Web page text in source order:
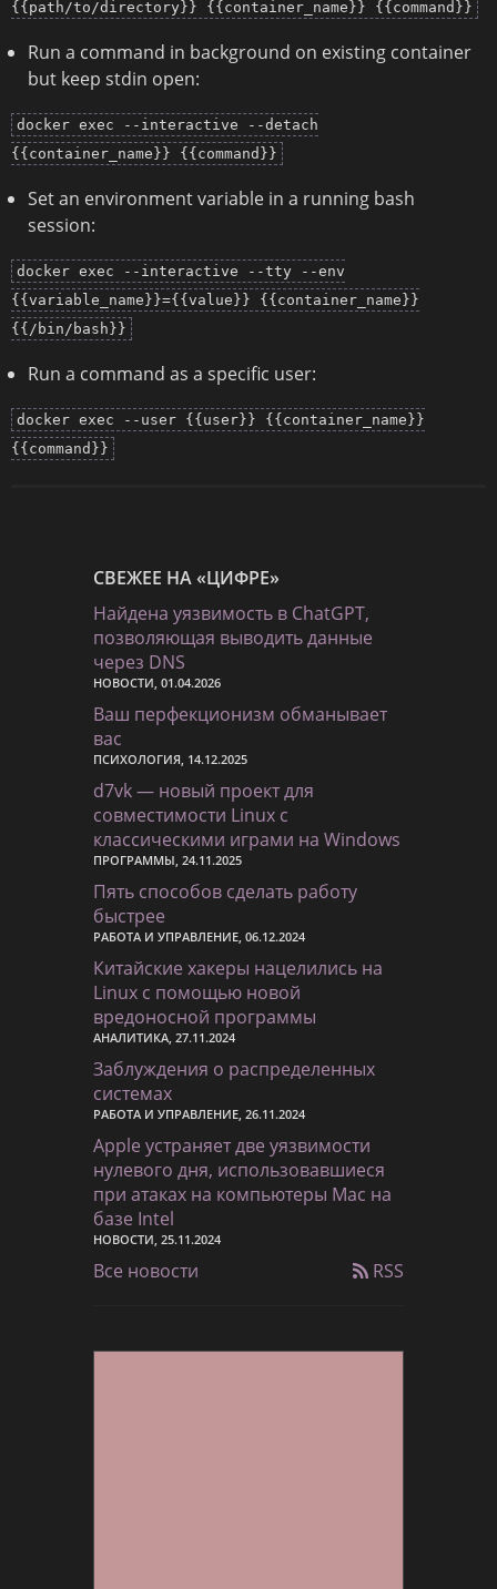
{{path/to/directory}} {{container_name}} {{command}}
Run a command in background on existing container
but keep stdin open:
docker exec --interactive --detach
{{container_name}} {{command}}
Set an environment variable in a running bash
session:
docker exec --interactive --tty --env
{{variable_name}}={{value}} {{container_name}}
{{/bin/bash}}
Run a command as a specific user:
docker exec --user {{user}} {{container_name}}
{{command}}
СВЕЖЕЕ НА «ЦИФРЕ»
Найдена уязвимость в ChatGPT,
позволяющая выводить данные
через DNS
НОВОСТИ, 01.04.2026
Ваш перфекционизм обманывает
вас
ПСИХОЛОГИЯ, 14.12.2025
d7vk — новый проект для
совместимости Linux с
классическими играми на Windows
ПРОГРАММЫ, 24.11.2025
Пять способов сделать работу
быстрее
РАБОТА И УПРАВЛЕНИЕ, 06.12.2024
Китайские хакеры нацелились на
Linux с помощью новой
вредоносной программы
АНАЛИТИКА, 27.11.2024
Заблуждения о распределенных
системах
РАБОТА И УПРАВЛЕНИЕ, 26.11.2024
Apple устраняет две уязвимости
нулевого дня, использовавшиеся
при атаках на компьютеры Mac на
базе Intel
НОВОСТИ, 25.11.2024
Все новости RSS